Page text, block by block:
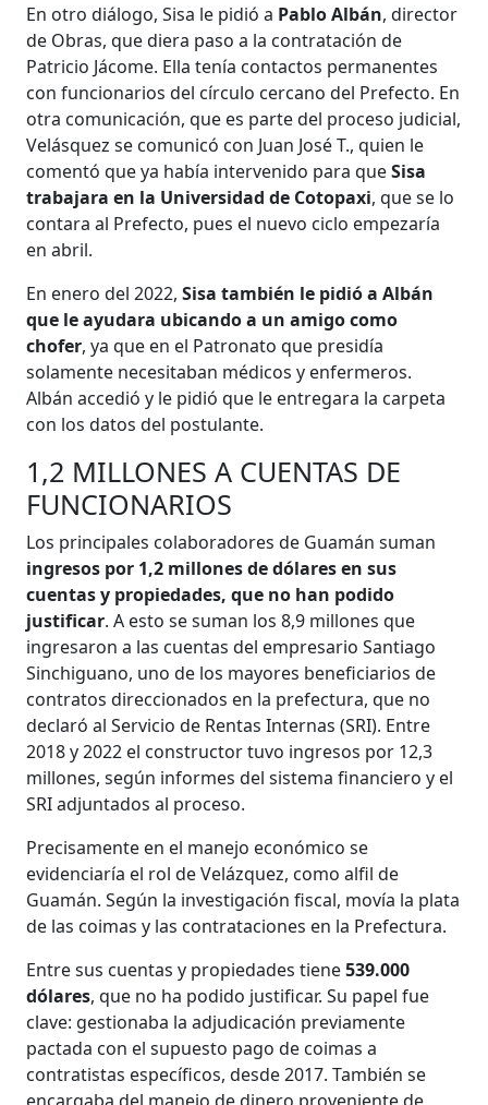
En otro diálogo, Sisa le pidió a Pablo Albán, director
de Obras, que diera paso a la contratación de
Patricio Jácome. Ella tenía contactos permanentes
con funcionarios del círculo cercano del Prefecto. En
otra comunicación, que es parte del proceso judicial,
Velásquez se comunicó con Juan José T., quien le
comentó que ya había intervenido para queSisa
trabajara en la Universidad de Cotopaxi, que se lo
contara al Prefecto, pues el nuevo ciclo empezaría
en abril.
En enero del 2022,Sisa también le pidió a Albán
que le ayudara ubicando a un amigo como
chofer, ya que en el Patronato que presidía
solamente necesitaban médicos y enfermeros.
Albán accedió y le pidió que le entregara la carpeta
con los datos del postulante.
1,2 MILLONES A CUENTAS DE
FUNCIONARIOS
Los principales colaboradores de Guamán suman
ingresos por 1,2 millones de dólares en sus
cuentas y propiedades, que no han podido
justificar. A esto se suman los 8,9 millones que
ingresaron a las cuentas del empresario Santiago
Sinchiguano, uno de los mayores beneficiarios de
contratos direccionados en la prefectura, que no
declaró al Servicio de Rentas Internas (SRI). Entre
2018 y 2022 el constructor tuvo ingresos por 12,3
millones, según informes del sistema financiero y el
SRI adjuntados al proceso.
Precisamente en el manejo económico se
evidenciaría el rol de Velázquez, como alfil de
Guamán. Según la investigación fiscal, movía la plata
de las coimas y las contrataciones en la Prefectura.
Entre sus cuentas y propiedades tiene539.000
dólares, que no ha podido justificar. Su papel fue
clave: gestionaba la adjudicación previamente
pactada con el supuesto pago de coimas a
contratistas específicos, desde 2017. También se